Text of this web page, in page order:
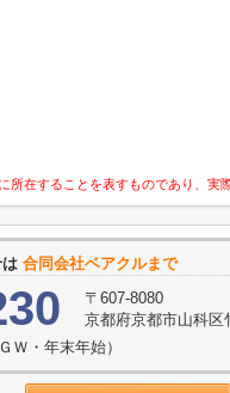
在することを表すものであり、実
合同会社ベアクルまで
〒607-8080
京都府京都市山科区
Ｗ・年末年始）